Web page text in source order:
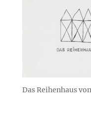
Das Reihenhaus